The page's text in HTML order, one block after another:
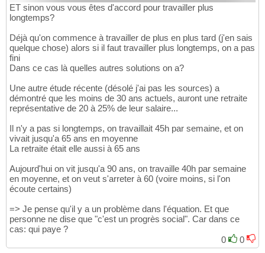
ET sinon vous vous êtes d'accord pour travailler plus
longtemps?
Déjà qu'on commence à travailler de plus en plus tard (j'en sais
quelque chose) alors si il faut travailler plus longtemps, on a pas
fini
Dans ce cas là quelles autres solutions on a?
Une autre étude récente (désolé j'ai pas les sources) a
démontré que les moins de 30 ans actuels, auront une retraite
représentative de 20 à 25% de leur salaire...
Il n'y a pas si longtemps, on travaillait 45h par semaine, et on
vivait jusqu'a 65 ans en moyenne
La retraite était elle aussi à 65 ans
Aujourd'hui on vit jusqu'a 90 ans, on travaille 40h par semaine
en moyenne, et on veut s'arreter à 60 (voire moins, si l'on
écoute certains)
=> Je pense qu'il y a un problème dans l'équation. Et que
personne ne dise que "c'est un progrès social". Car dans ce
cas: qui paye ?
0
0